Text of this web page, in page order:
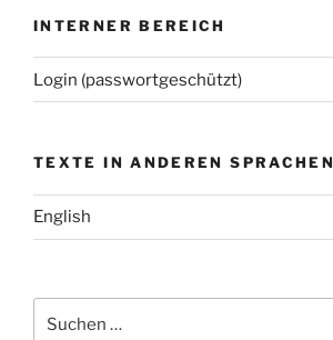
INTERNER BEREICH
Login (passwortgeschützt)
TEXTE IN ANDEREN SPRACHEN
English